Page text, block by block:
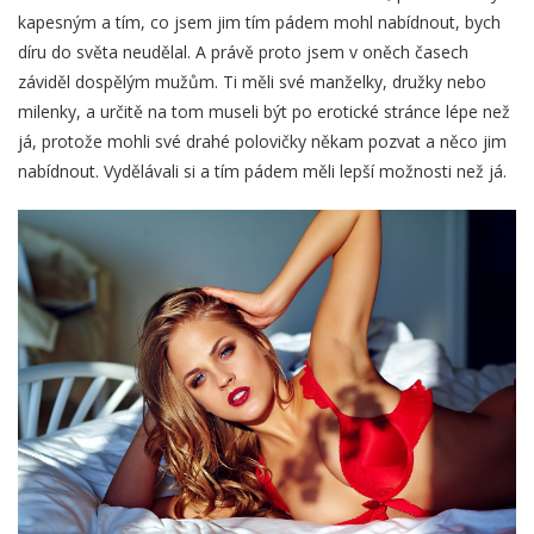
kapesným a tím, co jsem jim tím pádem mohl nabídnout, bych
díru do světa neudělal. A právě proto jsem v oněch časech
záviděl dospělým mužům. Ti měli své manželky, družky nebo
milenky, a určitě na tom museli být po erotické stránce lépe než
já, protože mohli své drahé polovičky někam pozvat a něco jim
nabídnout. Vydělávali si a tím pádem měli lepší možnosti než já.